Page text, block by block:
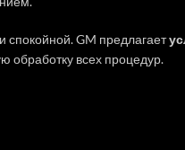
спокойной. GM предлагает
обработку всех процедур.